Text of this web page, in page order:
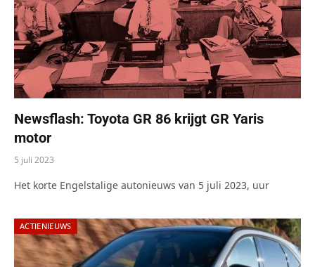
Newsflash: Toyota GR 86 krijgt GR Yaris
motor
5 juli 2023
Het korte Engelstalige autonieuws van 5 juli 2023, uur
ACTIENIEUWS